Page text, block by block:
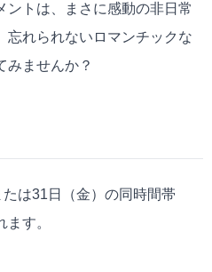
ントは、まさに感動の非日常
忘れられないロマンチックな
みませんか？
は31日（金）の同時間帯
ます。